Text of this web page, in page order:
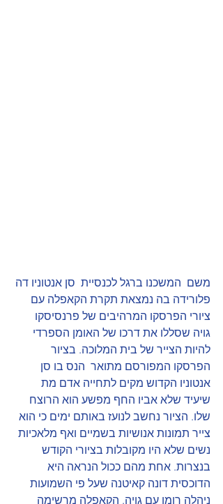
משם  המשכנו ברגל לכנסיית  סן אנטוניו דה
פלורידה בה נמצאת תקרת הקאפלה עם
ציורי הפרסקו המרהיבים של פרנסיסקו
גויה שסללו את דרכו של האומן הספרדי
להיות הצייר של בית המלוכה. בציור
הפרסקו המפורסם מתואר  הנס בו סן
אנטוניו הקדוש מקים לתחייה אדם מת
שיעיד שלא אביו החף מפשע הוא הרוצח
שלו. הציור נחשב לנועז באותם ימים כי הוא
צייר תמונות אנושיות בשמיים ואף מלאכיות
נשים שלא היו מקובלות בציורי הקודש
בנצרות. אחת מהם ככול הנראה היא
הדוכסית דונה קאיטנה שעל פי השמועות
ניהלה רומן עם גויה. הקאפלה מרשימה